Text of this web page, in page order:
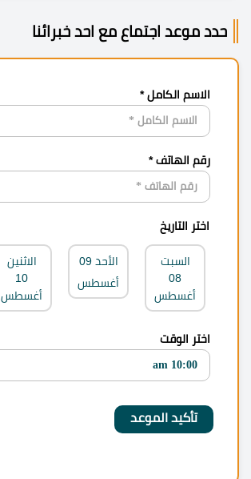
حدد موعد اجتماع مع احد خبرائنا
الاسم الكامل *
رقم الهاتف *
اختر التاريخ
السبت
08
أغسطس
الأحد 09
أغسطس
الاثنين
10
أغسطس
اختر الوقت